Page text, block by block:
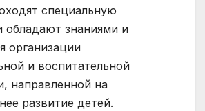
специальную
обладают знаниями и
организации
и воспитательной
направленной на
развитие детей.